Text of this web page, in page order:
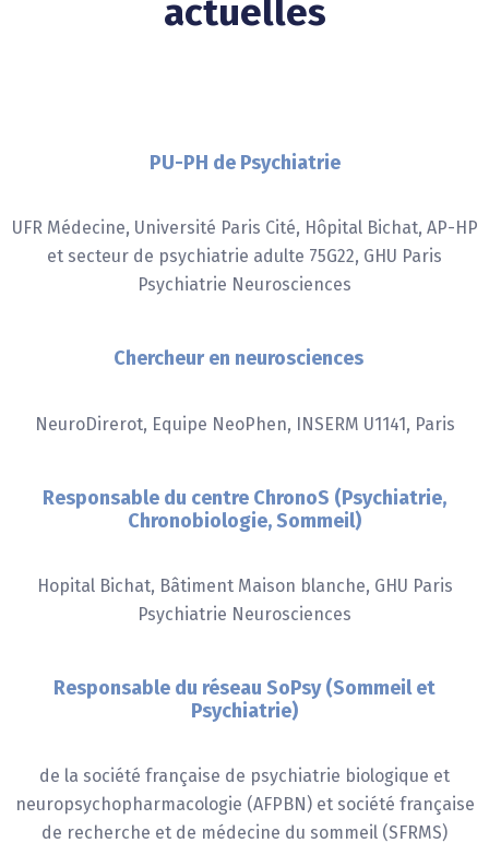
actuelles
PU-PH de Psychiatrie
UFR Médecine, Université Paris Cité, Hôpital Bichat, AP-HP
et secteur de psychiatrie adulte 75G22, GHU Paris
Psychiatrie Neurosciences
Chercheur en neurosciences
NeuroDirerot, Equipe NeoPhen, INSERM U1141, Paris
Responsable du centre ChronoS (Psychiatrie,
Chronobiologie, Sommeil)
Hopital Bichat, Bâtiment Maison blanche, GHU Paris
Psychiatrie Neurosciences
Responsable du réseau SoPsy (Sommeil et
Psychiatrie)
de la société française de psychiatrie biologique et
neuropsychopharmacologie (AFPBN) et société française
de recherche et de médecine du sommeil (SFRMS)